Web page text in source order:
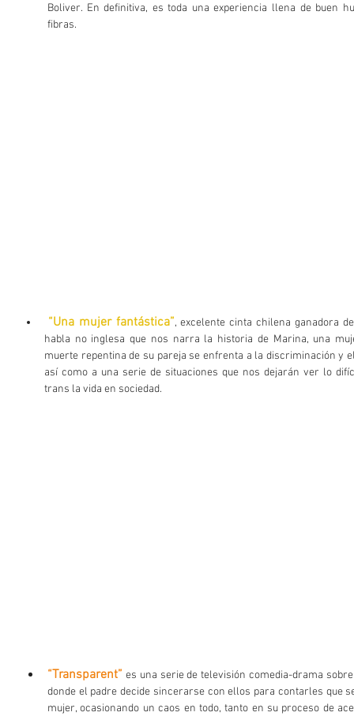
Boliver. En definitiva, es toda una experiencia llena de buen
fibras.
“Una mujer fantástica”, excelente cinta chilena ganadora
habla no inglesa que nos narra la historia de Marina, una
muerte repentina de su pareja se enfrenta a la discriminación y
así como a una serie de situaciones que nos dejarán ver lo
trans la vida en sociedad.
“Transparent” es una serie de televisión comedia-drama
donde el padre decide sincerarse con ellos para contarles que
mujer, ocasionando un caos en todo, tanto en su proceso de